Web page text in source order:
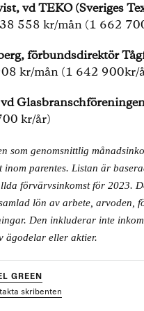
vd TEKO (Sveriges
558 kr/mån (1 662
förbundsdirektör
kr/mån (1 642 900kr/
kr/år)
som genomsnittlig
inom parentes. Listan är
förvärvsinkomst för 2023.
lön av arbete, arvoden,
Den inkluderar inte
ägodelar eller aktier.
GREEN
skribenten